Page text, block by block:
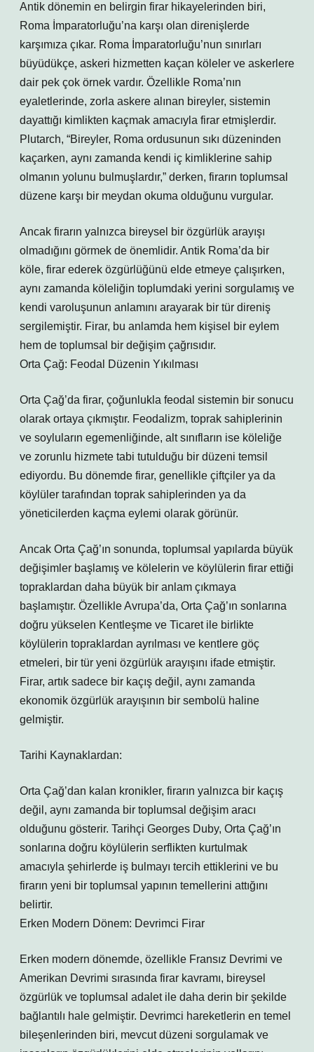
Antik dönemin en belirgin firar hikayelerinden biri,
Roma İmparatorluğu’na karşı olan direnişlerde
karşımıza çıkar. Roma İmparatorluğu’nun sınırları
büyüdükçe, askeri hizmetten kaçan köleler ve askerlere
dair pek çok örnek vardır. Özellikle Roma’nın
eyaletlerinde, zorla askere alınan bireyler, sistemin
dayattığı kimlikten kaçmak amacıyla firar etmişlerdir.
Plutarch, “Bireyler, Roma ordusunun sıkı düzeninden
kaçarken, aynı zamanda kendi iç kimliklerine sahip
olmanın yolunu bulmuşlardır,” derken, firarın toplumsal
düzene karşı bir meydan okuma olduğunu vurgular.
Ancak firarın yalnızca bireysel bir özgürlük arayışı
olmadığını görmek de önemlidir. Antik Roma’da bir
köle, firar ederek özgürlüğünü elde etmeye çalışırken,
aynı zamanda köleliğin toplumdaki yerini sorgulamış ve
kendi varoluşunun anlamını arayarak bir tür direniş
sergilemiştir. Firar, bu anlamda hem kişisel bir eylem
hem de toplumsal bir değişim çağrısıdır.
Orta Çağ: Feodal Düzenin Yıkılması
Orta Çağ’da firar, çoğunlukla feodal sistemin bir sonucu
olarak ortaya çıkmıştır. Feodalizm, toprak sahiplerinin
ve soyluların egemenliğinde, alt sınıfların ise köleliğe
ve zorunlu hizmete tabi tutulduğu bir düzeni temsil
ediyordu. Bu dönemde firar, genellikle çiftçiler ya da
köylüler tarafından toprak sahiplerinden ya da
yöneticilerden kaçma eylemi olarak görünür.
Ancak Orta Çağ’ın sonunda, toplumsal yapılarda büyük
değişimler başlamış ve kölelerin ve köylülerin firar ettiği
topraklardan daha büyük bir anlam çıkmaya
başlamıştır. Özellikle Avrupa’da, Orta Çağ’ın sonlarına
doğru yükselen Kentleşme ve Ticaret ile birlikte
köylülerin topraklardan ayrılması ve kentlere göç
etmeleri, bir tür yeni özgürlük arayışını ifade etmiştir.
Firar, artık sadece bir kaçış değil, aynı zamanda
ekonomik özgürlük arayışının bir sembolü haline
gelmiştir.
Tarihi Kaynaklardan:
Orta Çağ’dan kalan kronikler, firarın yalnızca bir kaçış
değil, aynı zamanda bir toplumsal değişim aracı
olduğunu gösterir. Tarihçi Georges Duby, Orta Çağ’ın
sonlarına doğru köylülerin serflikten kurtulmak
amacıyla şehirlerde iş bulmayı tercih ettiklerini ve bu
firarın yeni bir toplumsal yapının temellerini attığını
belirtir.
Erken Modern Dönem: Devrimci Firar
Erken modern dönemde, özellikle Fransız Devrimi ve
Amerikan Devrimi sırasında firar kavramı, bireysel
özgürlük ve toplumsal adalet ile daha derin bir şekilde
bağlantılı hale gelmiştir. Devrimci hareketlerin en temel
bileşenlerinden biri, mevcut düzeni sorgulamak ve